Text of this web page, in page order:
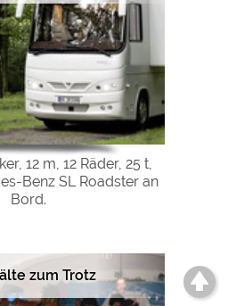
12 m, 12 Räder, 25 t,
Benz SL Roadster an
Bord.
zum Trotz